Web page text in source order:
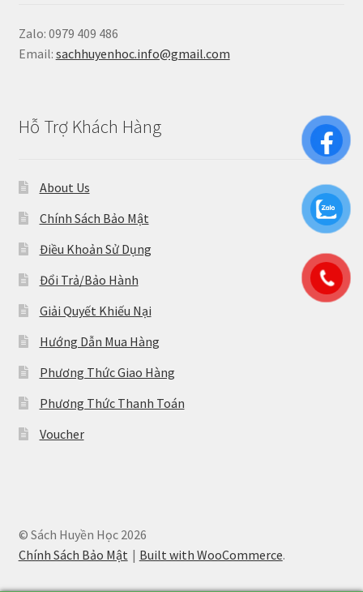
Zalo: 0979 409 486
Email: sachhuyenhoc.info@gmail.com
Hỗ Trợ Khách Hàng
About Us
Chính Sách Bảo Mật
Điều Khoản Sử Dụng
Đổi Trả/Bảo Hành
Giải Quyết Khiếu Nại
Hướng Dẫn Mua Hàng
Phương Thức Giao Hàng
Phương Thức Thanh Toán
Voucher
© Sách Huyền Học 2026
Chính Sách Bảo Mật
Built with WooCommerce.